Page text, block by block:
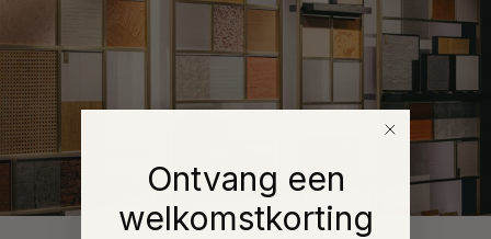
Ontvang een
welkomstkorting